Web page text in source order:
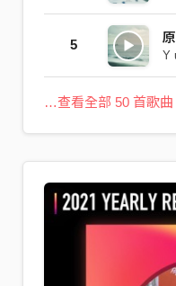
5
Y
…查看全部 50 首歌曲